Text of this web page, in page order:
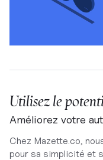
Utilisez le
Améliorez votre
Chez Mazette.co,
pour sa simplicité et